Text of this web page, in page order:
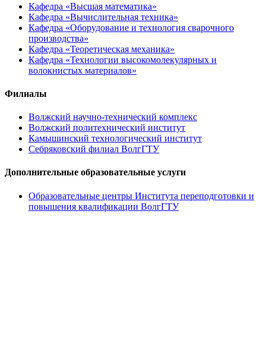
Кафедра «Высшая математика»
Кафедра «Вычислительная техника»
Кафедра «Оборудование и технология сварочного
производства»
Кафедра «Теоретическая механика»
Кафедра «Технологии высокомолекулярных и
волокнистых материалов»
Филиалы
Волжский научно-технический комплекс
Волжский политехнический институт
Камышинский технологический институт
Себряковский филиал ВолгГТУ
Дополнительные образовательные услуги
Образовательные центры Института переподготовки и
повышения квалификации ВолгГТУ